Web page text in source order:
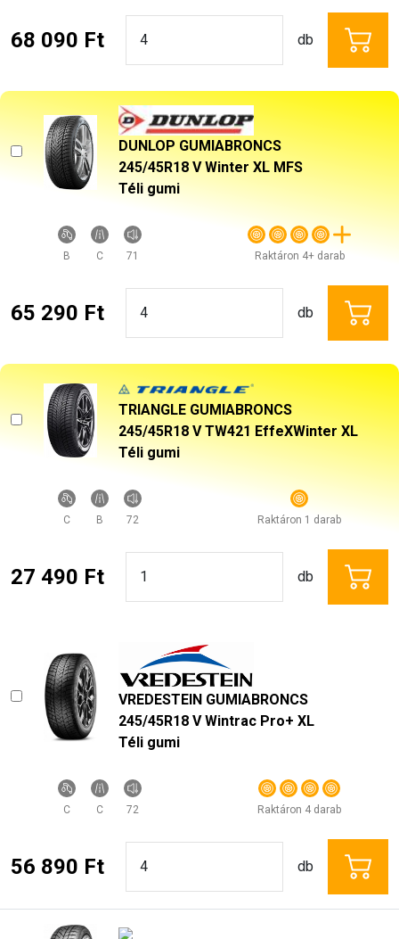
68 090 Ft db
DUNLOP GUMIABRONCS
245/45R18 V Winter XL MFS
Téli gumi
B C 71 Raktáron 4+ darab
65 290 Ft db
TRIANGLE GUMIABRONCS
245/45R18 V TW421 EffeXWinter XL
Téli gumi
C B 72 Raktáron 1 darab
27 490 Ft db
VREDESTEIN GUMIABRONCS
245/45R18 V Wintrac Pro+ XL
Téli gumi
C C 72 Raktáron 4 darab
56 890 Ft db